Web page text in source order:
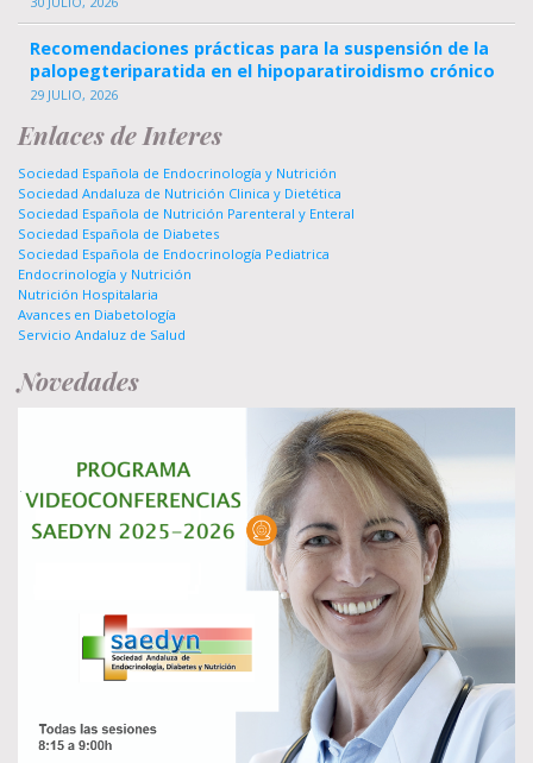
Recomendaciones prácticas para la suspensión de la
palopegteriparatida en el hipoparatiroidismo crónico
29 JULIO, 2026
Enlaces de Interes
Sociedad Española de Endocrinología y Nutrición
Sociedad Andaluza de Nutrición Clinica y Dietética
Sociedad Española de Nutrición Parenteral y Enteral
Sociedad Española de Diabetes
Sociedad Española de Endocrinología Pediatrica
Endocrinología y Nutrición
Nutrición Hospitalaria
Avances en Diabetología
Servicio Andaluz de Salud
Novedades